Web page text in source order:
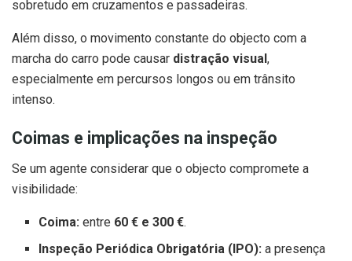
sobretudo em cruzamentos e passadeiras.
Além disso, o movimento constante do objecto com a
marcha do carro pode causar distração visual,
especialmente em percursos longos ou em trânsito
intenso.
Coimas e implicações na inspeção
Se um agente considerar que o objecto compromete a
visibilidade:
Coima: entre 60 € e 300 €.
Inspeção Periódica Obrigatória (IPO): a presença